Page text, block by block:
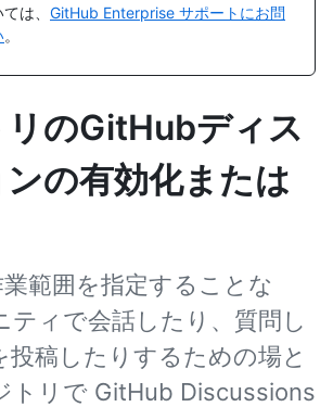
は、 GitHub Enterprise サポートにお問
。
リのGitHubディス
の有効化または
範囲を指定することな
ティで会話したり、質問し
投稿したりするための場と
トリで GitHub Discussions